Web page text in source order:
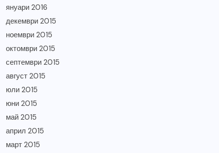
януари 2016
декември 2015
ноември 2015
октомври 2015
септември 2015
август 2015
юли 2015
юни 2015
май 2015
април 2015
март 2015